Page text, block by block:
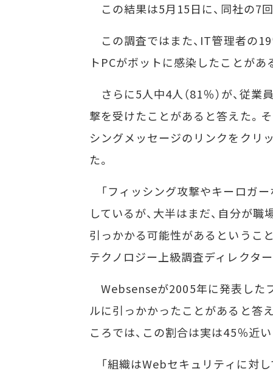
この結果は5月15日に、同社の7
この調査ではまた、IT管理者の
トPCがボットに感染したことがあ
さらに5人中4人（81％）が、従
撃を受けたことがあると答えた。
シングメッセージのリンクをクリ
た。
「フィッシング攻撃やキーロガ
しているが、大半はまだ、自分が
引っかかる可能性があるというこ
テクノロジー上級調査ディレクター
Websenseが2005年に発表した
ルに引っかかったことがあると答
ころでは、この割合は実は45％近い
「組織はWebセキュリティに対